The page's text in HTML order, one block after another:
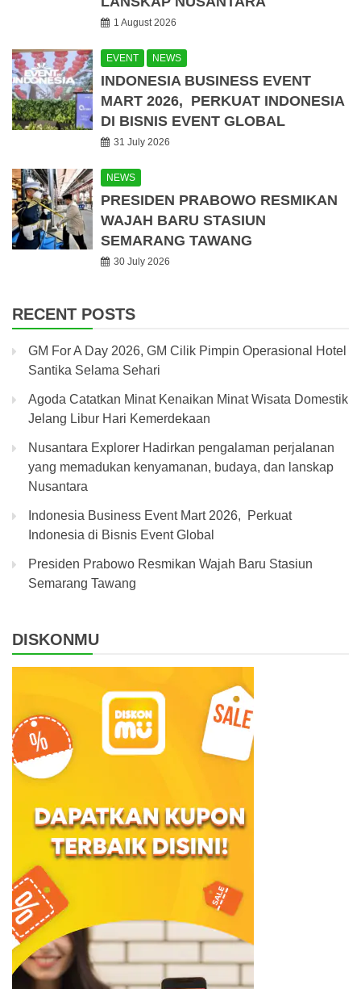
1 August 2026
EVENT NEWS
INDONESIA BUSINESS EVENT
MART 2026, PERKUAT INDONESIA
DI BISNIS EVENT GLOBAL
31 July 2026
NEWS
PRESIDEN PRABOWO RESMIKAN
WAJAH BARU STASIUN
SEMARANG TAWANG
30 July 2026
RECENT POSTS
GM For A Day 2026, GM Cilik Pimpin Operasional Hotel
Santika Selama Sehari
Agoda Catatkan Minat Kenaikan Minat Wisata Domestik
Jelang Libur Hari Kemerdekaan
Nusantara Explorer Hadirkan pengalaman perjalanan
yang memadukan kenyamanan, budaya, dan lanskap
Nusantara
Indonesia Business Event Mart 2026, Perkuat
Indonesia di Bisnis Event Global
Presiden Prabowo Resmikan Wajah Baru Stasiun
Semarang Tawang
DISKONMU